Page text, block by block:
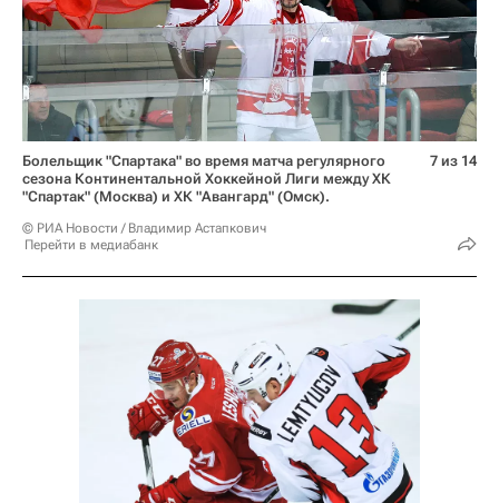
Болельщик "Спартака" во время матча регулярного
сезона Континентальной Хоккейной Лиги между ХК
"Спартак" (Москва) и ХК "Авангард" (Омск).
© РИА Новости / Владимир Астапкович
Перейти в медиабанк
7 из 14